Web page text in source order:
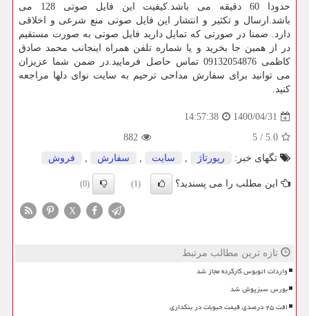
حدودا 60 دقیقه می باشد.کیفیت این فایل صوتی 128 می
باشد.ارسال و تکثیر و انتشار این فایل صوتی منع شرعی و اخلاقی
دارد. ضمنا در صورتی که تمایل دارید فایل صوتی به صورت مستقیم
در از همین جا بخرید و یا شماره تلفن همراه اینجانب محمد صادق
کاظمی 09132054876 تماس حاصل فرمایید.در ضمن شما عزیزان
می توانید برای سفارش مداحی ترحیم به سایت نوای دلها مراجعه
کنید.
1400/04/31
14:57:38
5.0
/
5
882
تگهای خبر:
رپورتاژ , سایت , سفارش , فروش
این مطلب را می پسندید؟ (1)
(0)
X
تازه ترین مطالب مرتبط
واردات اتوبوس کارکرده مجاز شد
بورس سبزپوش شد
افت ۲۵ درصدی قیمت حبوبات در بنکداری